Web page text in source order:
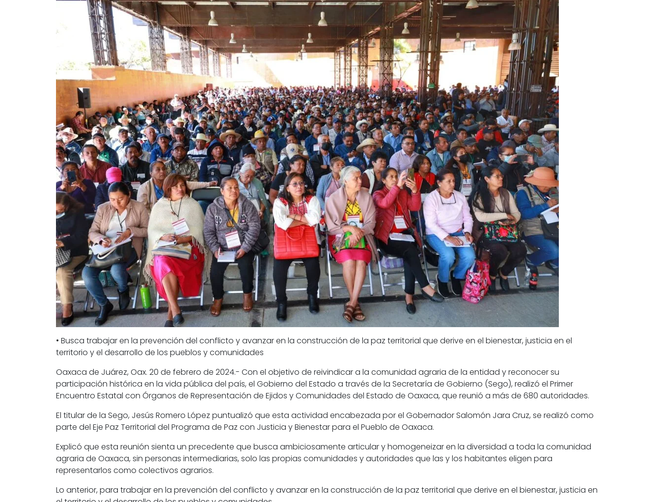
• Busca trabajar en la prevención del conflicto y avanzar en la construcción de la paz territorial que derive en el bienestar, justicia en el
territorio y el desarrollo de los pueblos y comunidades
Oaxaca de Juárez, Oax. 20 de febrero de 2024.- Con el objetivo de reivindicar a la comunidad agraria de la entidad y reconocer su
participación histórica en la vida pública del país, el Gobierno del Estado a través de la Secretaría de Gobierno (Sego), realizó el Primer
Encuentro Estatal con Órganos de Representación de Ejidos y Comunidades del Estado de Oaxaca, que reunió a más de 680 autoridades.
El titular de la Sego, Jesús Romero López puntualizó que esta actividad encabezada por el Gobernador Salomón Jara Cruz, se realizó como
parte del Eje Paz Territorial del Programa de Paz con Justicia y Bienestar para el Pueblo de Oaxaca.
Explicó que esta reunión sienta un precedente que busca ambiciosamente articular y homogeneizar en la diversidad a toda la comunidad
agraria de Oaxaca, sin personas intermediarias, solo las propias comunidades y autoridades que las y los habitantes eligen para
representarlos como colectivos agrarios.
Lo anterior, para trabajar en la prevención del conflicto y avanzar en la construcción de la paz territorial que derive en el bienestar, justicia en